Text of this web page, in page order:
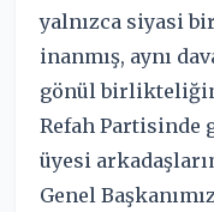
yalnızca siyasi
inanmış, aynı
gönül
Refah Partisinde
üyesi
Genel